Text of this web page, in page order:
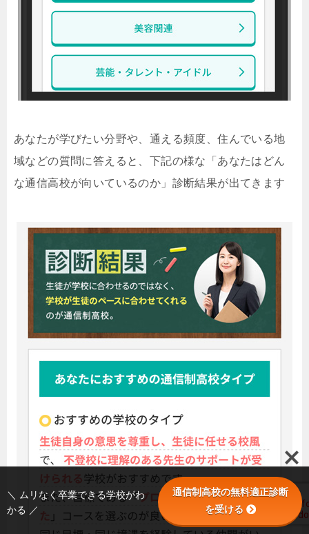
あなたが学びたい分野や、通える頻度、住んでいる地
域などの質問に答えると、下記の様な「あなたはどん
な通信高校が向いているのか」診断結果が出てきます
＼ ムリなく卒業できる学校がわ
かる ／
通信制高校の無料適正診断
を受ける